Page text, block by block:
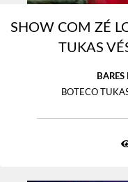
SHOW COM ZÉ
TUKAS
BOTECO